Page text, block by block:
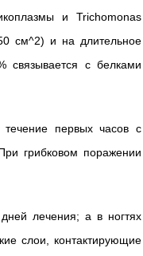
и Trichomonas
см^2) и на длительное
с белками
течение первых часов с
грибковом поражении
лечения; а в ногтях
слои, контактирующие